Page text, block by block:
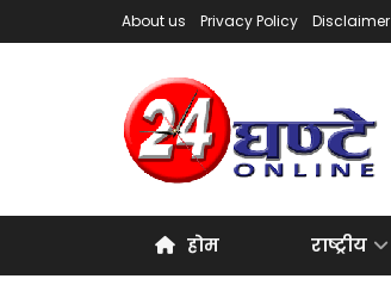
About us Privacy Policy Disclaimer
होम राष्ट्रीय